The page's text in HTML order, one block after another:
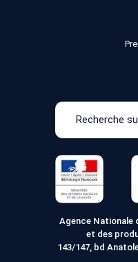
Recherche
le
site
Web
Agence Nationale
et des
143/147, bd